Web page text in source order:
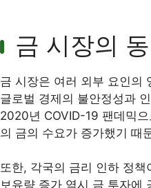
금 시장의
금 시장은 여러 외부 요인의
글로벌 경제의 불안정성과
2020년 COVID-19 팬데믹
의 금의 수요가 증가했기 때
또한, 각국의 금리 인하 정
보유량 증가 역시 금 투자에